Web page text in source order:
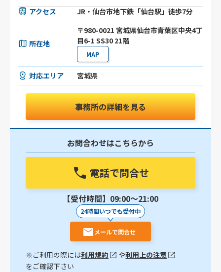
アクセス JR・仙台市地下鉄「仙台駅」徒歩7分
所在地
〒980-0021 宮城県仙台市青葉区中央4丁
目6-1 SS30 21階
MAP
対応エリア 宮城県
事務所の詳細を見る
お問合わせはこちらから
電話で問合せ
【受付時間】09:00〜21:00
24時間いつでも受付中
メールで問合せ
※ご利用の際には利用規約 や利用上の注意
をご確認下さい